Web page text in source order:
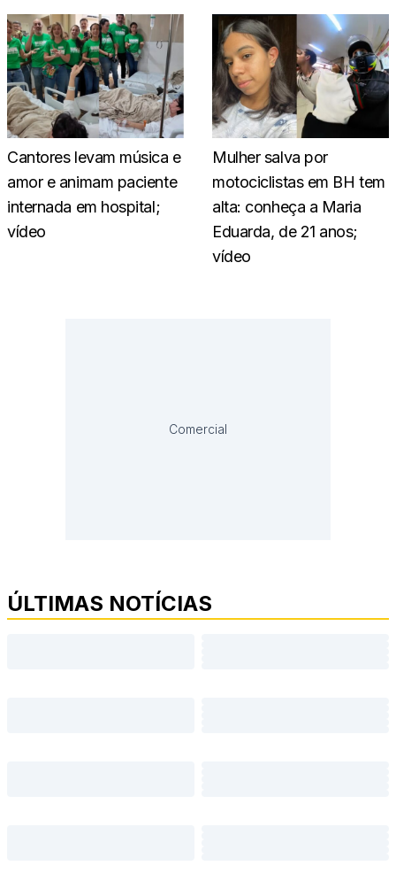
Cantores levam música e
amor e animam paciente
internada em hospital;
vídeo
Mulher salva por
motociclistas em BH tem
alta: conheça a Maria
Eduarda, de 21 anos;
vídeo
Comercial
ÚLTIMAS NOTÍCIAS